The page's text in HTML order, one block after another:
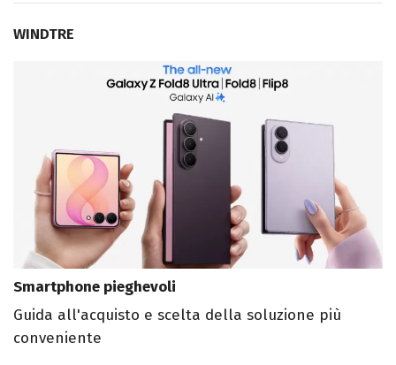
WINDTRE
Smartphone pieghevoli
Guida all'acquisto e scelta della soluzione più
conveniente